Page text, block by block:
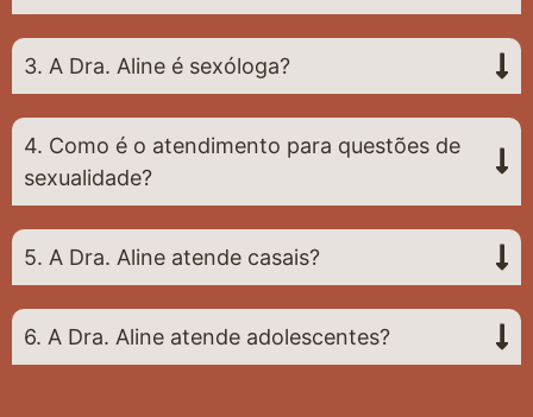
3. A Dra. Aline é sexóloga?
4. Como é o atendimento para questões de
sexualidade?
5. A Dra. Aline atende casais?
6. A Dra. Aline atende adolescentes?